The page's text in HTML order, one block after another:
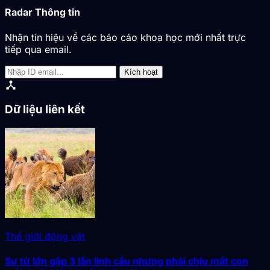
Radar Thông tin
Nhận tín hiệu về các báo cáo khoa học mới nhất trực
tiếp qua email.
Kích hoạt
device_hub
Dữ liệu liên kết
Thế giới động vật
Sư tử lớn gấp 3 lần linh cẩu nhưng phải chịu mất con